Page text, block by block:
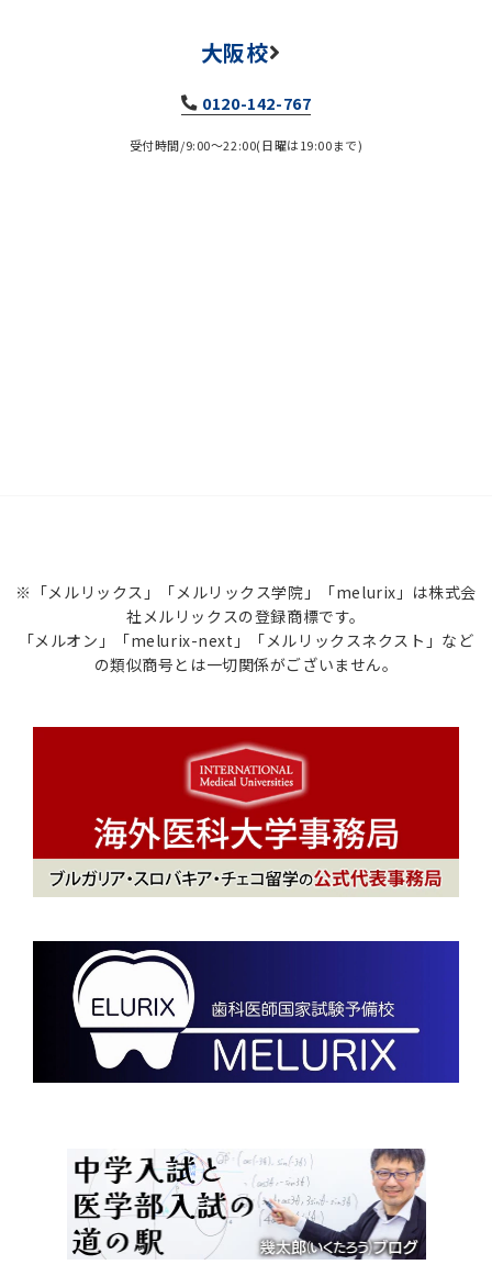
大阪校
0120-142-767
受付時間/9:00～22:00(日曜は19:00まで)
※「メルリックス」「メルリックス学院」「melurix」は株式会
社メルリックスの登録商標です。
「メルオン」「melurix-next」「メルリックスネクスト」など
の類似商号とは一切関係がございません。